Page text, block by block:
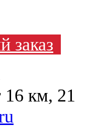
заказ
16 км, 21